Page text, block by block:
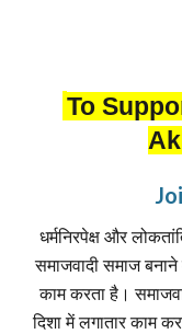
To
धर्मनिरपेक्ष और
समाजवादी समाज बनाने
काम करता है।
दिशा में लगातार काम